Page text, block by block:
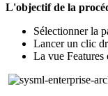
L'objectif de la
Sélectionner la
Lancer un clic
La vue Features